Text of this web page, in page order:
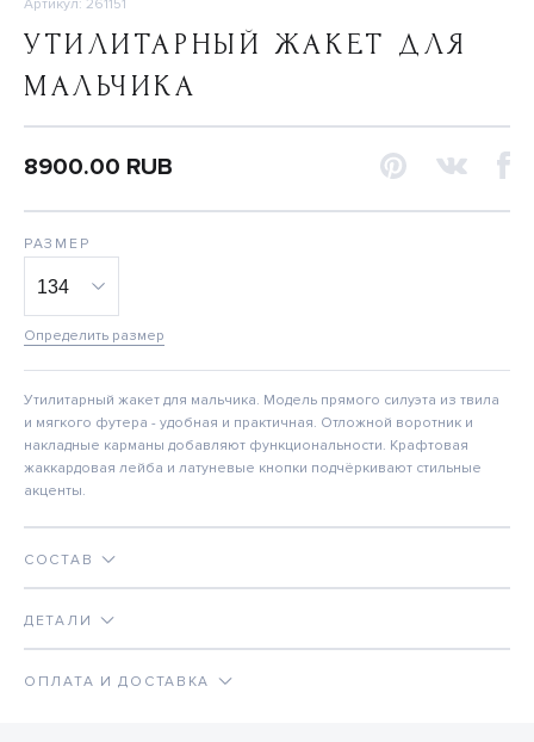
Артикул: 261151
УТИЛИТАРНЫЙ ЖАКЕТ ДЛЯ
МАЛЬЧИКА
8900.00 RUB
РАЗМЕР
Определить размер
Утилитарный жакет для мальчика. Модель прямого силуэта из твила
и мягкого футера - удобная и практичная. Отложной воротник и
накладные карманы добавляют функциональности. Крафтовая
жаккардовая лейба и латуневые кнопки подчёркивают стильные
акценты.
СОСТАВ
ДЕТАЛИ
ОПЛАТА И ДОСТАВКА